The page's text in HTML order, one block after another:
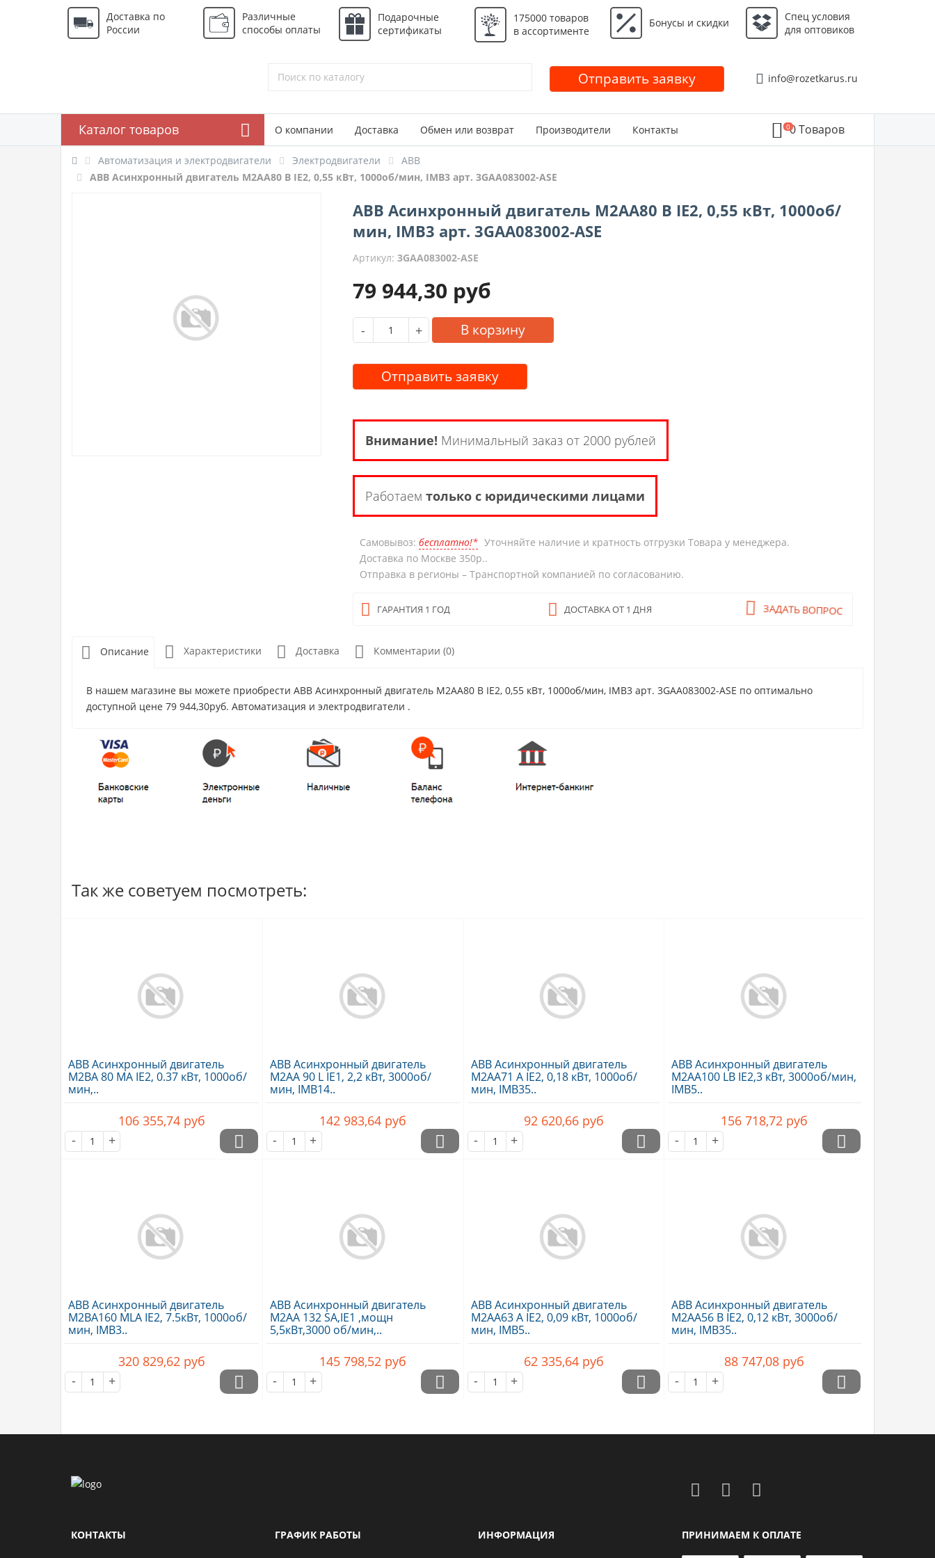
Доставка по
России
Различные
способы оплаты
Подарочные
сертификаты
175000 товаров
в ассортименте
Бонусы и скидки
Спец условия
для оптовиков
Отправить заявку info@rozetkarus.ru
О компании Доставка Обмен или возврат Производители Контакты 0Товаров
0
Каталог товаров
Автоматизация и электродвигатели Электродвигатели
ABB
ABB Асинхронный двигатель M2AA80 B IE2, 0,55 кВт, 1000об/мин, IMB3 арт. 3GAA083002-ASE
ABB Асинхронный двигатель M2AA80 B IE2, 0,55 кВт, 1000об/
мин, IMB3 арт. 3GAA083002-ASE
Артикул:3GAA083002-ASE
79 944,30 руб
- + В корзину
Отправить заявку
Внимание! Минимальный заказ от 2000 рублей
Работаемтолько с юридическими лицами
Самовывоз:бесплатно!* Уточняйте наличие и кратность отгрузки Товара у менеджера.
Доставка по Москве 350р..
Отправка в регионы – Транспортной компанией по согласованию.
ГАРАНТИЯ 1 ГОД ДОСТАВКА ОТ 1 ДНЯ ЗАДАТЬ ВОПРОС
Описание Характеристики Доставка Комментарии (0)
В нашем магазине вы можете приобрести ABB Асинхронный двигатель M2AA80 B IE2, 0,55 кВт, 1000об/мин, IMB3 арт. 3GAA083002-ASE по оптимально
доступной цене 79 944,30руб. Автоматизация и электродвигатели .
Так же советуем посмотреть:
ABB Асинхронный двигатель
M2BA 80 MA IE2, 0.37 кВт, 1000об/
мин,..
106 355,74 руб
-
+
ABB Асинхронный двигатель
M2AA 90 L IE1, 2,2 кВт, 3000об/
мин, IMB14..
142 983,64 руб
-
+
ABB Асинхронный двигатель
M2AA71 A IE2, 0,18 кВт, 1000об/
мин, IMB35..
92 620,66 руб
-
+
ABB Асинхронный двигатель
M2AA100 LB IE2,3 кВт, 3000об/мин,
IMB5..
156 718,72 руб
-
+
ABB Асинхронный двигатель
M2BA160 MLA IE2, 7.5кВт, 1000об/
мин, IMB3..
320 829,62 руб
-
+
ABB Асинхронный двигатель
M2AA 132 SA,IE1 ,мощн
5,5кВт,3000 об/мин,..
145 798,52 руб
-
+
ABB Асинхронный двигатель
M2AA63 A IE2, 0,09 кВт, 1000об/
мин, IMB5..
62 335,64 руб
-
+
ABB Асинхронный двигатель
M2AA56 B IE2, 0,12 кВт, 3000об/
мин, IMB35..
88 747,08 руб
-
+
КОНТАКТЫ ГРАФИК РАБОТЫ ИНФОРМАЦИЯ ПРИНИМАЕМ К ОПЛАТЕ